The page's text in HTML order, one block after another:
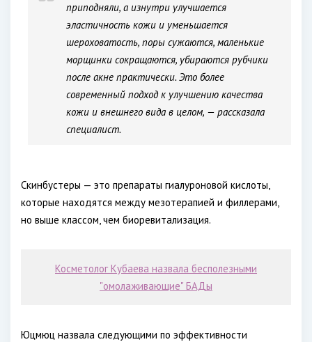
приподняли, а изнутри улучшается
эластичность кожи и уменьшается
шероховатость, поры сужаются, маленькие
морщинки сокращаются, убираются рубчики
после акне практически. Это более
современный подход к улучшению качества
кожи и внешнего вида в целом, — рассказала
специалист.
Скинбустеры — это препараты гиалуроновой кислоты,
которые находятся между мезотерапией и филлерами,
но выше классом, чем биоревитализация.
Косметолог Кубаева назвала бесполезными
"омолаживающие" БАДы
Юцмюц назвала следующими по эффективности